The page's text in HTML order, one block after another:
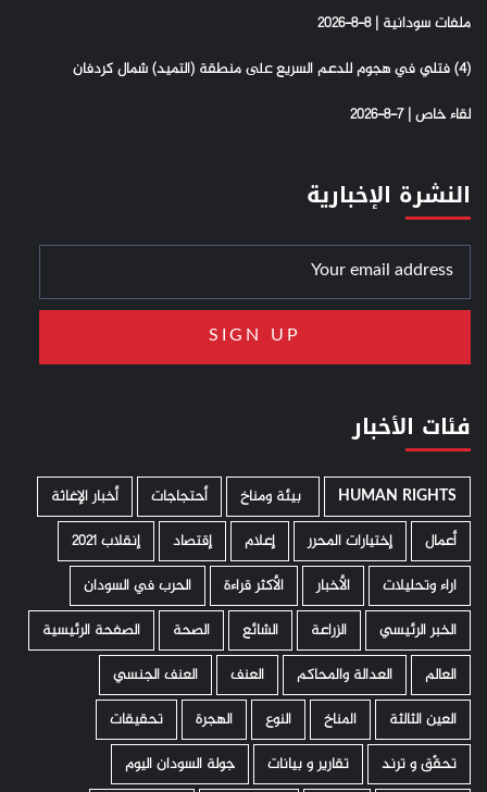
ملفات سودانية | 8-8-2026
(4) فتلي في هجوم للدعم السريع على منطقة (التميد) شمال كردفان
لقاء خاص | 7-8-2026
النشرة الإخبارية
فئات الأخبار
HUMAN RIGHTS ­ بيئة ومناخ أحتجاجات
أخبار الإغاثة
أعمال
إختيارات المحرر إعلام إقتصاد
إنقلاب 2021
اراء وتحليلات
الأخبار الأكثر قراءة
الحرب في السودان
الخبر الرئيسي
الزراعة الشائع الصحة
الصفحة الرئيسية
العالم
العدالة والمحاكم العنف
العنف الجنسي
العين الثالثة
المناخ النوع الهجرة
تحقيقات
تحقّق و ترند
تقارير و بيانات جولة السودان اليوم